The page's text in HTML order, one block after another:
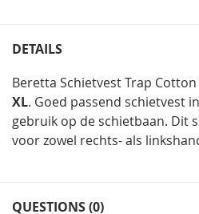
DETAILS
Beretta Schietvest Trap Cotton
XL. Goed passend schietvest
gebruik op de schietbaan. Dit
voor zowel rechts- als
QUESTIONS (0)